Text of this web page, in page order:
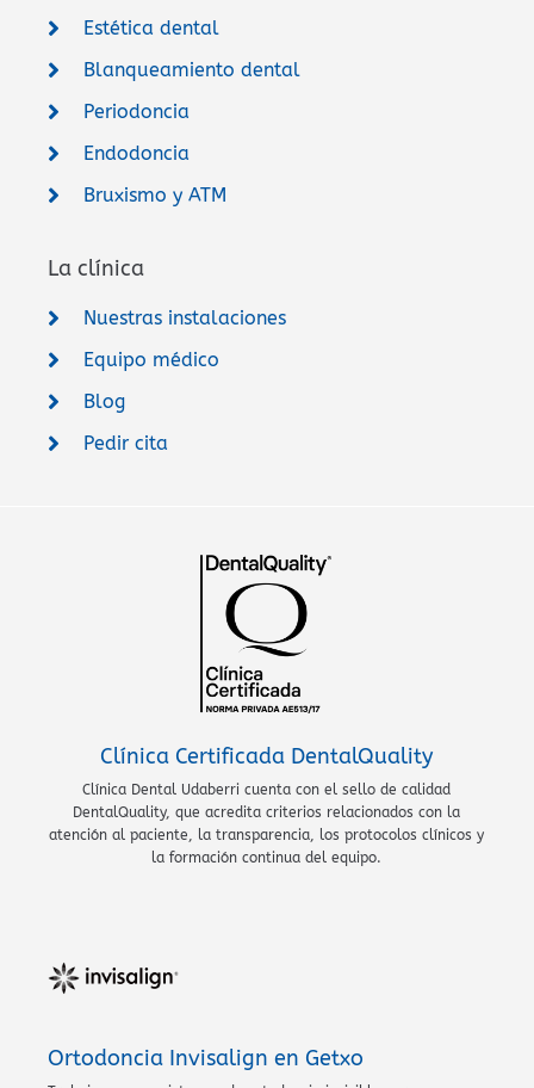
Estética dental
Blanqueamiento dental
Periodoncia
Endodoncia
Bruxismo y ATM
La clínica
Nuestras instalaciones
Equipo médico
Blog
Pedir cita
Clínica Certificada DentalQuality
Clínica Dental Udaberri cuenta con el sello de calidad
DentalQuality, que acredita criterios relacionados con la
atención al paciente, la transparencia, los protocolos clínicos y
la formación continua del equipo.
Ortodoncia Invisalign en Getxo